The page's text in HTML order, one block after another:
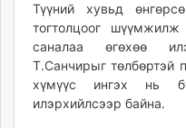
shuurhai.mn
unuudur.mn
isee.mn
mglradio.com
fact.mn
Түүний хувьд
тогтолцоог
саналаа өгөхөө
Т.Санчирыг төлбөртэй
хүмүүс ингэх нь
илэрхийлсээр байна.